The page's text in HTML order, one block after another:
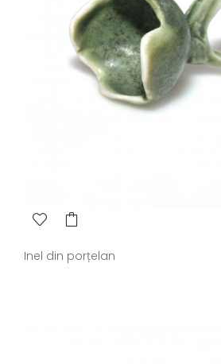
Inel din porțelan